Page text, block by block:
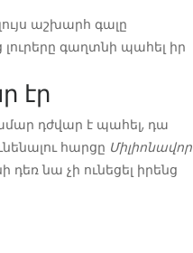
աշխարհ գալը
գաղտնի պահել իր
էր
դժվար է պահել, դա
հարցը Միլիոնավոր
դեռ նա չի ունեցել իրենց